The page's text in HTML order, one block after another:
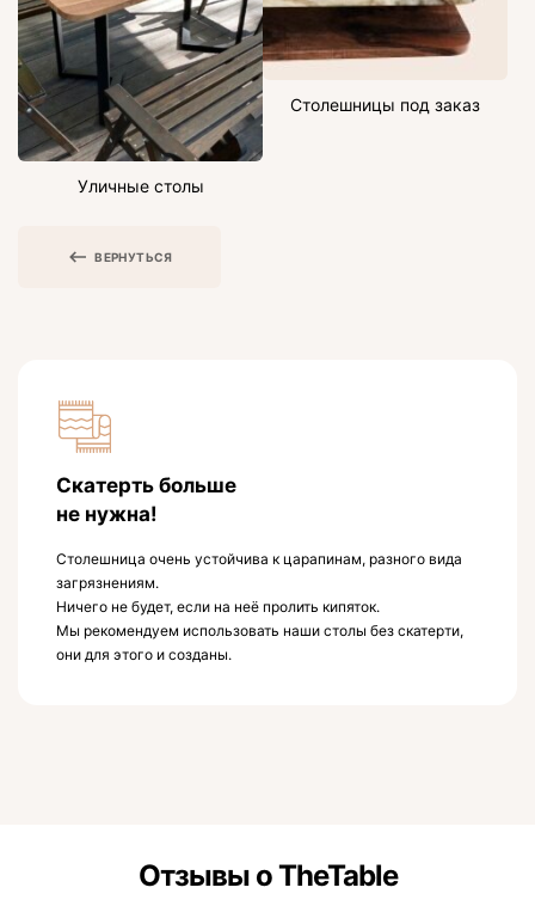
Уличные столы
Столешницы под заказ
ВЕРНУТЬСЯ
Скатерть больше
не нужна!
Столешница очень устойчива к царапинам, разного вида
загрязнениям.
Ничего не будет, если на неё пролить кипяток.
Мы рекомендуем использовать наши столы без скатерти,
они для этого и созданы.
Отзывы о TheTable